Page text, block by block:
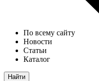
По всему сайту
Новости
Статьи
Каталог
Найти